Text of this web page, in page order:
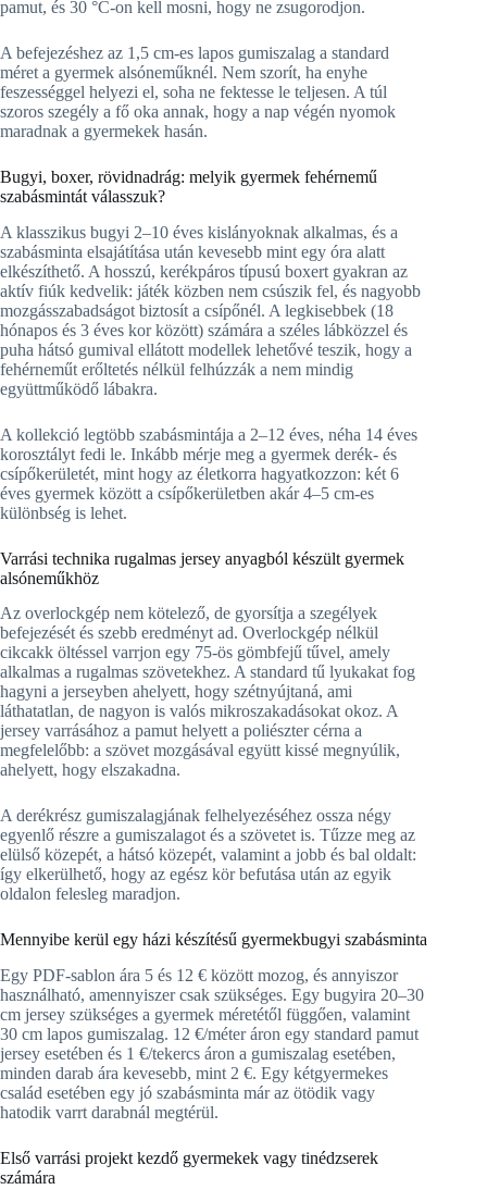
pamut, és 30 °C-on kell mosni, hogy ne zsugorodjon.
A befejezéshez az 1,5 cm-es lapos gumiszalag a standard
méret a gyermek alsóneműknél. Nem szorít, ha enyhe
feszességgel helyezi el, soha ne fektesse le teljesen. A túl
szoros szegély a fő oka annak, hogy a nap végén nyomok
maradnak a gyermekek hasán.
Bugyi, boxer, rövidnadrág: melyik gyermek fehérnemű
szabásmintát válasszuk?
A klasszikus bugyi 2–10 éves kislányoknak alkalmas, és a
szabásminta elsajátítása után kevesebb mint egy óra alatt
elkészíthető. A hosszú, kerékpáros típusú boxert gyakran az
aktív fiúk kedvelik: játék közben nem csúszik fel, és nagyobb
mozgásszabadságot biztosít a csípőnél. A legkisebbek (18
hónapos és 3 éves kor között) számára a széles lábközzel és
puha hátsó gumival ellátott modellek lehetővé teszik, hogy a
fehérneműt erőltetés nélkül felhúzzák a nem mindig
együttműködő lábakra.
A kollekció legtöbb szabásmintája a 2–12 éves, néha 14 éves
korosztályt fedi le. Inkább mérje meg a gyermek derék- és
csípőkerületét, mint hogy az életkorra hagyatkozzon: két 6
éves gyermek között a csípőkerületben akár 4–5 cm-es
különbség is lehet.
Varrási technika rugalmas jersey anyagból készült gyermek
alsóneműkhöz
Az overlockgép nem kötelező, de gyorsítja a szegélyek
befejezését és szebb eredményt ad. Overlockgép nélkül
cikcakk öltéssel varrjon egy 75-ös gömbfejű tűvel, amely
alkalmas a rugalmas szövetekhez. A standard tű lyukakat fog
hagyni a jerseyben ahelyett, hogy szétnyújtaná, ami
láthatatlan, de nagyon is valós mikroszakadásokat okoz. A
jersey varrásához a pamut helyett a poliészter cérna a
megfelelőbb: a szövet mozgásával együtt kissé megnyúlik,
ahelyett, hogy elszakadna.
A derékrész gumiszalagjának felhelyezéséhez ossza négy
egyenlő részre a gumiszalagot és a szövetet is. Tűzze meg az
elülső közepét, a hátsó közepét, valamint a jobb és bal oldalt:
így elkerülhető, hogy az egész kör befutása után az egyik
oldalon felesleg maradjon.
Mennyibe kerül egy házi készítésű gyermekbugyi szabásminta
Egy PDF-sablon ára 5 és 12 € között mozog, és annyiszor
használható, amennyiszer csak szükséges. Egy bugyira 20–30
cm jersey szükséges a gyermek méretétől függően, valamint
30 cm lapos gumiszalag. 12 €/méter áron egy standard pamut
jersey esetében és 1 €/tekercs áron a gumiszalag esetében,
minden darab ára kevesebb, mint 2 €. Egy kétgyermekes
család esetében egy jó szabásminta már az ötödik vagy
hatodik varrt darabnál megtérül.
Első varrási projekt kezdő gyermekek vagy tinédzserek
számára